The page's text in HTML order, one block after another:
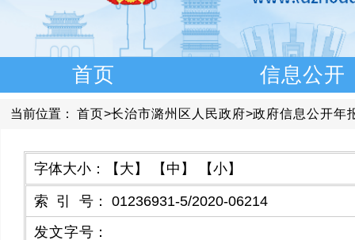
首页 信息公开
当前位置： 首页>长治市潞州区人民政府>政府信息公开年
字体大小： 【大】 【中】 【小】
索引号 ：
01236931-5/2020-06214
发文字号 ：